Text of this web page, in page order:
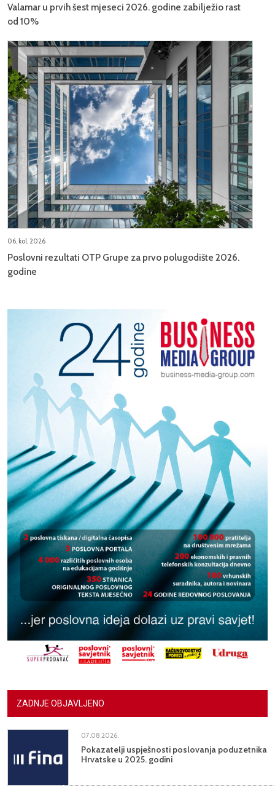
Valamar u prvih šest mjeseci 2026. godine zabilježio rast
od 10%
06, kol, 2026
Poslovni rezultati OTP Grupe za prvo polugodište 2026.
godine
ZADNJE OBJAVLJENO
07.08.2026.
Pokazatelji uspješnosti poslovanja poduzetnika
Hrvatske u 2025. godini